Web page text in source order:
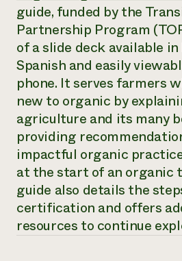
Informes anuales y financieros
Historias de impacto
Informe de
impacto 2024
LEER EL INFORME
Latinos en la agricultura
Sistemas alimentarios locales
Agricultura urbana
Las mujeres en la agricultura
Evento anual de reciclaje de
Programa de descuentos de
Servicios energéticos
Servicios energéticos
LIHEAP
Centro de intercambio de
Blog
Podcasts
Publicaciones
Cursos cortos
Vídeos
Oportunidades de financiación
Noticias
Internship Hub
Asociaciones empresariales
Donar
Donaciones planificadas
Boletín
Consultas de los medios de
Todos
contribuyen a la
resiliencia de la
comunidad.
DONAR AHORA
guide, funded by the
Partnership Program
of a slide deck available
Spanish and easily
phone. It serves farmers
new to organic by
agriculture and its many
providing
impactful organic
at the start of an organic
guide also details the
certification and offers
resources to continue